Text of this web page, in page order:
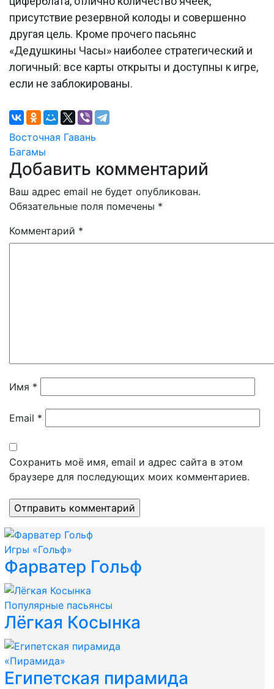
присутствие резервной колоды и совершенно
другая цель. Кроме прочего пасьянс
«Дедушкины Часы» наиболее стратегический и
логичный: все карты открыты и доступны к игре,
если не заблокированы.
Навигация
по
записям
Восточная Гавань
Багамы
Добавить комментарий
Ваш адрес email не будет опубликован.
Обязательные поля помечены *
Комментарий *
Имя *
Email *
Сохранить моё имя, email и адрес сайта в этом
браузере для последующих моих комментариев.
Игры «Гольф»
Фарватер Гольф
Популярные пасьянсы
Лёгкая Косынка
«Пирамида»
Египетская пирамида